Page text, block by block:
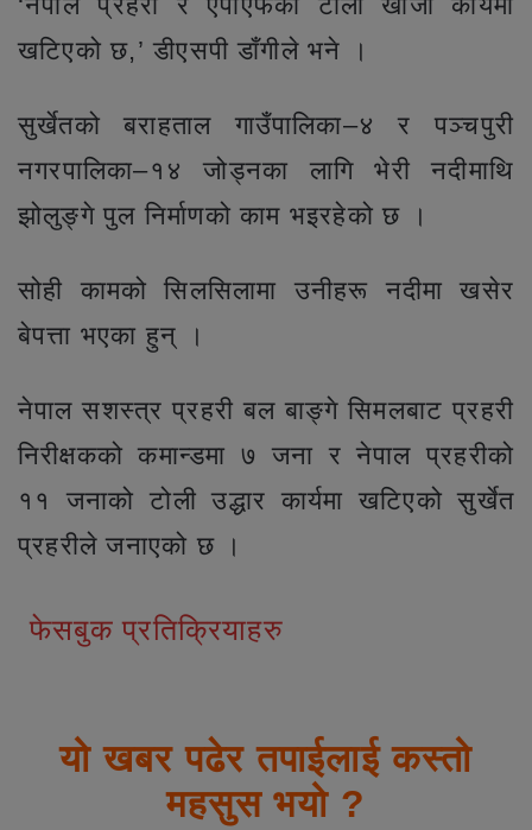
खटिएको छ,’ डीएसपी डाँगीले भने ।
सुर्खेतको बराहताल गाउँपालिका–४ र पञ्चपुरी
नगरपालिका–१४ जोड्नका लागि भेरी नदीमाथि
झोलुङ्गे पुल निर्माणको काम भइरहेको छ ।
सोही कामको सिलसिलामा उनीहरू नदीमा खसेर
बेपत्ता भएका हुन् ।
नेपाल सशस्त्र प्रहरी बल बाङ्गे सिमलबाट प्रहरी
निरीक्षकको कमान्डमा ७ जना र नेपाल प्रहरीको
११ जनाको टोली उद्धार कार्यमा खटिएको सुर्खेत
प्रहरीले जनाएको छ ।
फेसबुक प्रतिक्रियाहरु
यो खबर पढेर तपाईलाई कस्तो
महसुस भयो ?